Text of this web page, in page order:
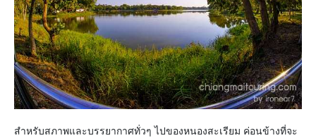
สำหรับสภาพและบรรยากาศทั่วๆ ไปของหนองสะเรียม ค่อนข้างที่จะ